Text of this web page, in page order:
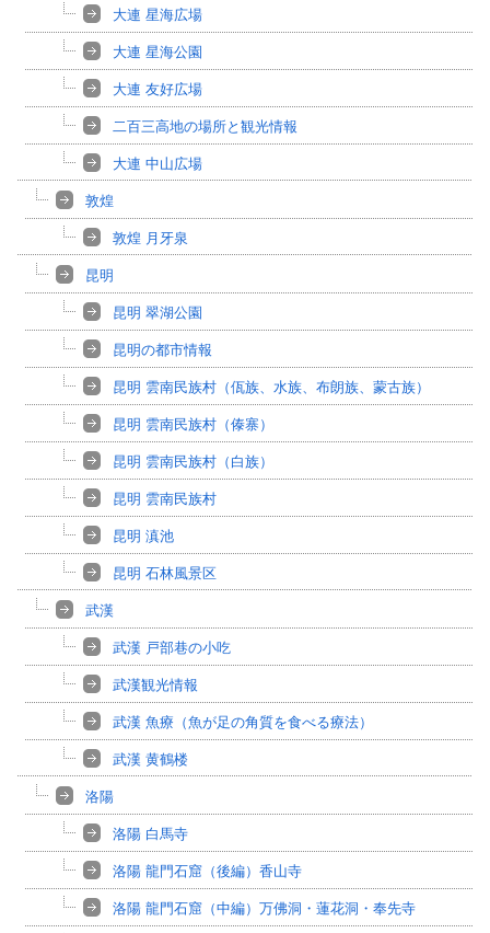
大連 星海広場
大連 星海公園
大連 友好広場
二百三高地の場所と観光情報
大連 中山広場
敦煌
敦煌 月牙泉
昆明
昆明 翠湖公園
昆明の都市情報
昆明 雲南民族村（佤族、水族、布朗族、蒙古族）
昆明 雲南民族村（傣寨）
昆明 雲南民族村（白族）
昆明 雲南民族村
昆明 滇池
昆明 石林風景区
武漢
武漢 戸部巷の小吃
武漢観光情報
武漢 魚療（魚が足の角質を食べる療法）
武漢 黄鶴楼
洛陽
洛陽 白馬寺
洛陽 龍門石窟（後編）香山寺
洛陽 龍門石窟（中編）万佛洞・蓮花洞・奉先寺